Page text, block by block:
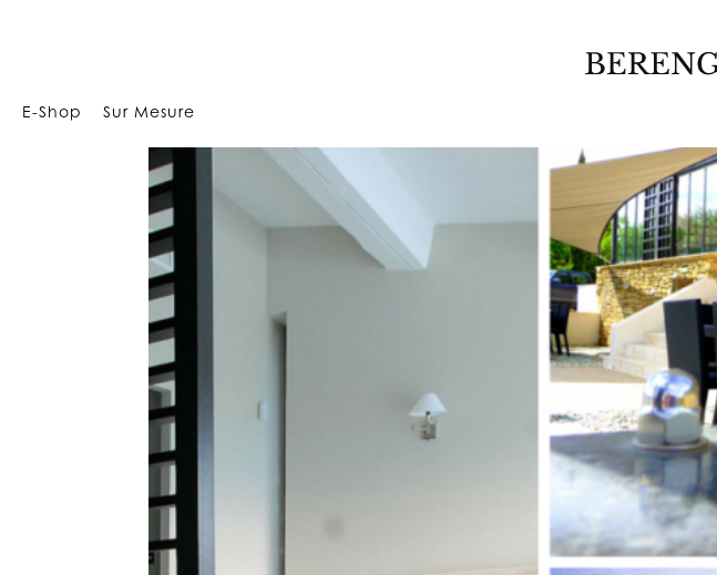
E-Shop Sur Mesure